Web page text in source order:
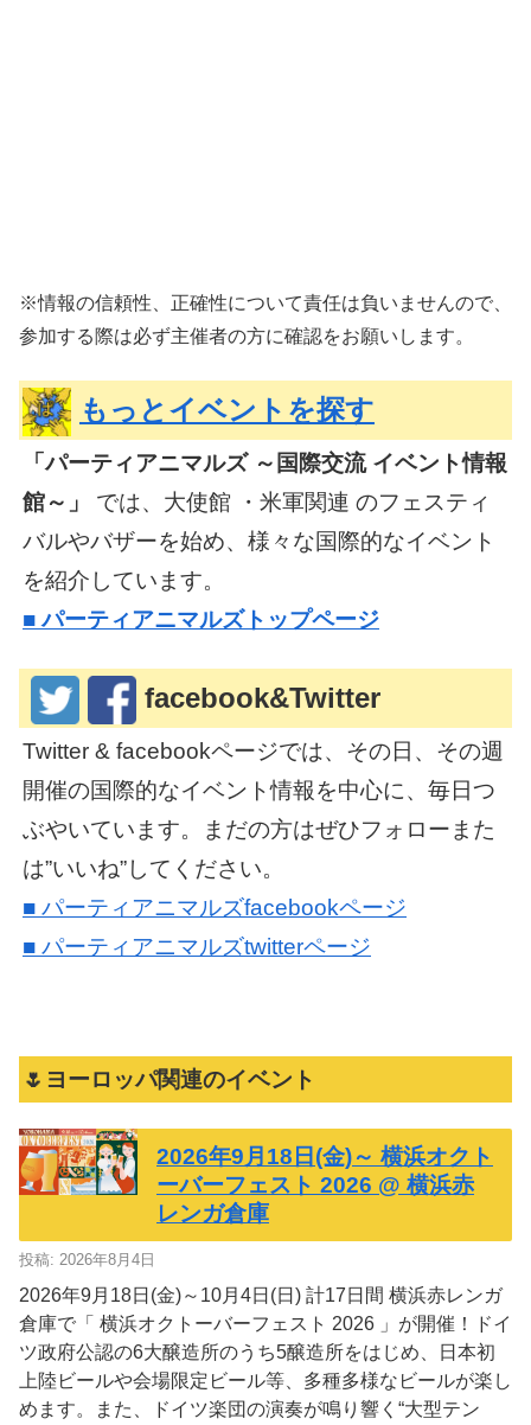
※情報の信頼性、正確性について責任は負いませんので、
参加する際は必ず主催者の方に確認をお願いします。
もっとイベントを探す
「パーティアニマルズ ～国際交流 イベント情報
館～」
では、大使館 ・米軍関連 のフェスティ
バルやバザーを始め、様々な国際的なイベント
を紹介しています。
■パーティアニマルズトップページ
facebook&Twitter
Twitter & facebookページでは、その日、その週
開催の国際的なイベント情報を中心に、毎日つ
ぶやいています。まだの方はぜひフォローまた
は”いいね”してください。
■ パーティアニマルズfacebookページ
■ パーティアニマルズtwitterページ
🌷ヨーロッパ関連のイベント
2026年9月18日(金)～ 横浜オクト
ーバーフェスト 2026 @ 横浜赤
レンガ倉庫
投稿: 2026年8月4日
2026年9月18日(金)～10月4日(日) 計17日間 横浜赤レンガ
倉庫で「 横浜オクトーバーフェスト 2026 」が開催！ドイ
ツ政府公認の6大醸造所のうち5醸造所をはじめ、日本初
上陸ビールや会場限定ビール等、多種多様なビールが楽し
めます。また、ドイツ楽団の演奏が鳴り響く“⼤型テン